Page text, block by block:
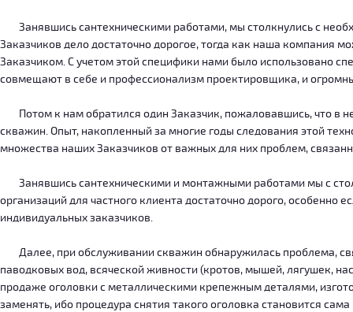
Занявшись сантехническими работами, мы столкнулись с
Заказчиков дело достаточно дорогое, тогда как наша компания
Заказчиком. С учетом этой специфики нами было использовано
совмещают в себе и профессионализм проектировщика, и
Потом к нам обратился один Заказчик, пожаловавшись, что в
скважин. Опыт, накопленный за многие годы следования этой
множества наших Заказчиков от важных для них проблем,
Занявшись сантехническими и монтажными работами мы с
организаций для частного клиента достаточно дорого, особенно
индивидуальных заказчиков.
Далее, при обслуживании скважин обнаружилась проблема,
паводковых вод, всяческой живности (кротов, мышей, лягушек,
продаже оголовки с металлическими крепежным деталями,
заменять, ибо процедура снятия такого оголовка становится